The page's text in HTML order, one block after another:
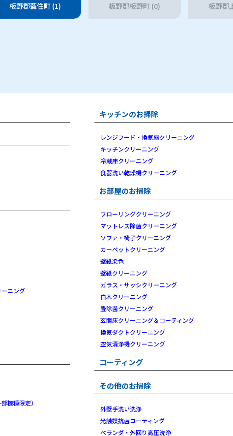
板野郡藍住町 (1) 板野郡板野町 (0) 板野郡
ニング
機種限定）
キッチンのお掃除
レンジフード・換気扇クリーニング
キッチンクリーニング
冷蔵庫クリーニング
食器洗い乾燥機クリーニング
お部屋のお掃除
フローリングクリーニング
マットレス除菌クリーニング
ソファ・椅子クリーニング
カーペットクリーニング
壁紙染色
壁紙クリーニング
ガラス・サッシクリーニング
白木クリーニング
畳除菌クリーニング
玄関床クリーニング＆コーティング
換気ダクトクリーニング
空気清浄機クリーニング
コーティング
その他のお掃除
外壁手洗い洗浄
光触媒抗菌コーティング
ベランダ・外回り高圧洗浄